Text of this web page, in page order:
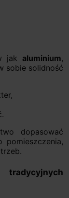
jak aluminium,
sobie solidność
dopasować